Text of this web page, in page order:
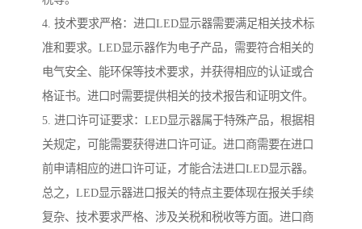
4. 技术要求严格：进口LED显示器需要满足相关技术标
准和要求。LED显示器作为电子产品，需要符合相关的
电气安全、能环保等技术要求，并获得相应的认证或合
格证书。进口时需要提供相关的技术报告和证明文件。
5. 进口许可证要求：LED显示器属于特殊产品，根据相
关规定，可能需要获得进口许可证。进口商需要在进口
前申请相应的进口许可证，才能合法进口LED显示器。
总之，LED显示器进口报关的特点主要体现在报关手续
复杂、技术要求严格、涉及关税和税收等方面。进口商